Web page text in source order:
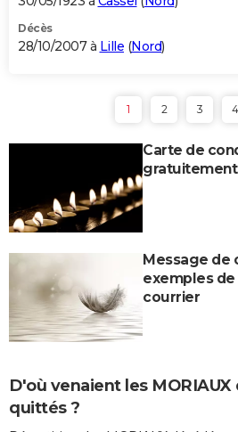
Décès
28/10/2007 à Lille (Nord)
1 2 3 4
Carte de
Message de
exemples
courrier
D'où venaient les
quittés ?